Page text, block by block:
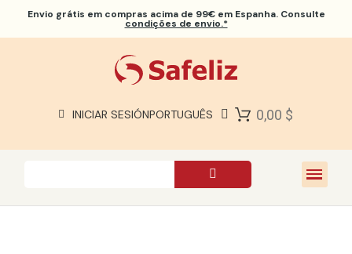
Envio grátis em compras acima de 99€ em Espanha. Consulte
condições de envio.*
INICIAR SESIÓNPORTUGUÊS 0,00 $
SOBRE NÓS